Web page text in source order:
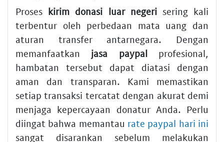
Proses kirim donasi luar negerisering kali
terbentur oleh perbedaan mata uang dan
aturan transfer antarnegara. Dengan
memanfaatkan jasa paypalprofesional,
hambatan tersebut dapat diatasi dengan
aman dan transparan. Kami memastikan
setiap transaksi tercatat dengan akurat demi
menjaga kepercayaan donatur Anda. Perlu
diingat bahwa memantau rate paypal hari ini
sangat disarankan sebelum melakukan